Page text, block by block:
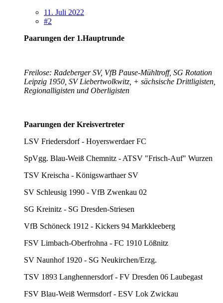
11. Juli 2022
#2
Paarungen der 1.Hauptrunde
Freilose: Radeberger SV, VfB Pause-Mühltroff, SG Rotation
Leipzig 1950, SV Liebertwolkwitz , + sächsische Drittligisten,
Regionalligisten und Oberligisten
Paarungen der Kreisvertreter
LSV Friedersdorf - Hoyerswerdaer FC
SpVgg. Blau-Weiß Chemnitz - ATSV "Frisch-Auf" Wurzen
TSV Kreischa - Königswarthaer SV
SV Schleusig 1990 - VfB Zwenkau 02
SG Kreinitz - SG Dresden-Striesen
VfB Schöneck 1912 - Kickers 94 Markkleeberg
FSV Limbach-Oberfrohna - FC 1910 Lößnitz
SV Naunhof 1920 - SG Neukirchen/Erzg.
TSV 1893 Langhennersdorf - FV Dresden 06 Laubegast
FSV Blau-Weiß Wermsdorf - ESV Lok Zwickau